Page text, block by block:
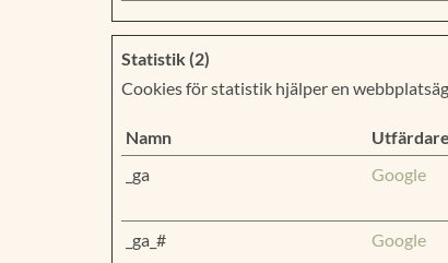
Statistik (2)
Cookies för statistik hjälper en
Namn Utfärdare
_ga
Google
_ga_# Google